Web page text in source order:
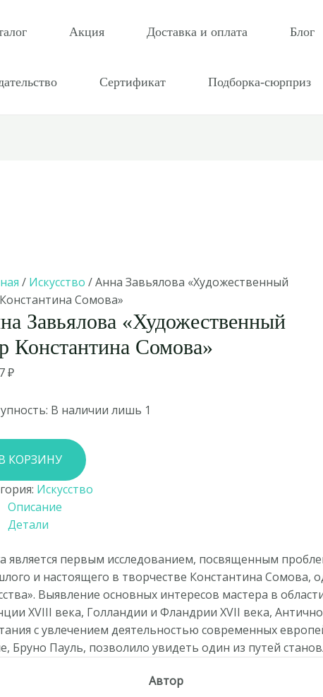
Акция Доставка и оплата Блог
Сертификат Подборка-сюрприз
/ Искусство / Анна Завьялова «Художественный
Сомова»
Завьялова «Художественный
Константина Сомова»
₽
В наличии лишь 1
КОРЗИНУ
Искусство
Описание
Детали
является первым исследованием, посвященным
и настоящего в творчестве Константина Сомова,
Выявление основных интересов мастера в
XVIII века, Голландии и Фландрии XVII века,
с увлечением деятельностью современных
Бруно Пауль, позволило увидеть один из путей
Автор